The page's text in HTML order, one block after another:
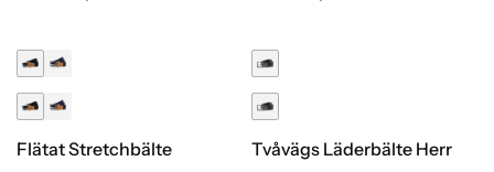
Flätat Stretchbälte
Tvåvägs Läderbälte Herr